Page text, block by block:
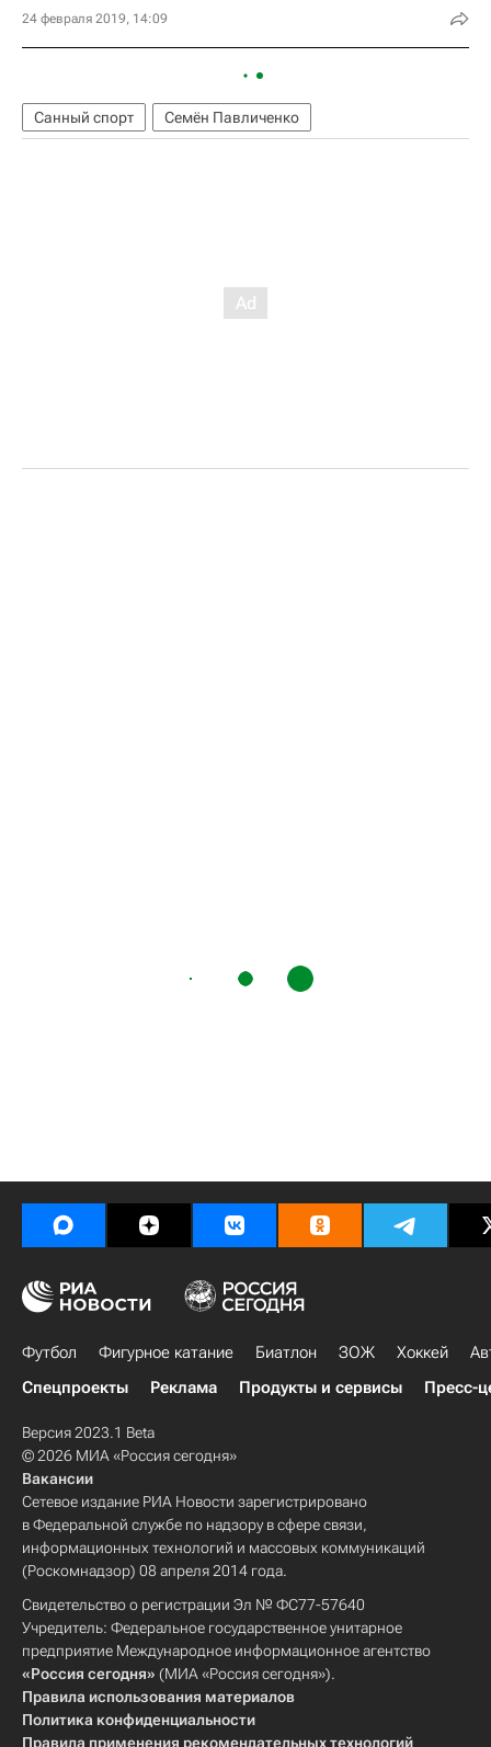
24 февраля 2019, 14:09
Санный спорт Семён Павличенко
Футбол Фигурное катание Биатлон ЗОЖ Хоккей
Спецпроекты
Реклама Продукты и сервисы Пресс-
Версия 2023.1 Beta
© 2026 МИА «Россия сегодня»
Вакансии
Сетевое издание РИА Новости зарегистрировано
в Федеральной службе по надзору в сфере связи,
информационных технологий и массовых коммуникаций
(Роскомнадзор) 08 апреля 2014 года.
Свидетельство о регистрации Эл № ФС77-57640
Учредитель: Федеральное государственное унитарное
предприятие Международное информационное агентство
«Россия сегодня» (МИА «Россия сегодня»).
Правила использования материалов
Политика конфиденциальности
Правила применения рекомендательных технологий